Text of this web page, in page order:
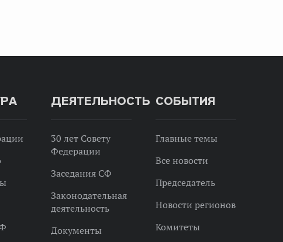
ДЕЯТЕЛЬНОСТЬ
30 лет Совету
Федерации
Заседания СФ
Законодательная
деятельность
Документы
СОБЫТИЯ
Главные темы
Все новости
Председатель
Новости регионов
Комитеты